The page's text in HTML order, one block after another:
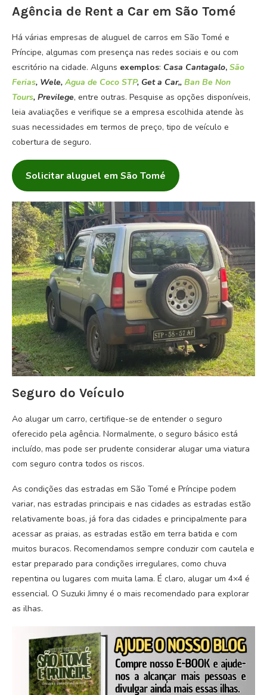
Agência de Rent a Car em São Tomé
Há várias empresas de aluguel de carros em São Tomé e
Príncipe, algumas com presença nas redes sociais e ou com
escritório na cidade. Alguns exemplos: Casa Cantagalo, São
Ferias, Wele, Agua de Coco STP, Get a Car,, Ban Be Non
Tours, Previlege, entre outras. Pesquise as opções disponíveis,
leia avaliações e verifique se a empresa escolhida atende às
suas necessidades em termos de preço, tipo de veículo e
cobertura de seguro.
Solicitar aluguel em São Tomé
Seguro do Veículo
Ao alugar um carro, certifique-se de entender o seguro
oferecido pela agência. Normalmente, o seguro básico está
incluído, mas pode ser prudente considerar alugar uma viatura
com seguro contra todos os riscos.
As condições das estradas em São Tomé e Príncipe podem
variar, nas estradas principais e nas cidades as estradas estão
relativamente boas, já fora das cidades e principalmente para
acessar as praias, as estradas estão em terra batida e com
muitos buracos. Recomendamos sempre conduzir com cautela e
estar preparado para condições irregulares, como chuva
repentina ou lugares com muita lama. É claro, alugar um 4×4 é
essencial. O Suzuki Jimny é o mais recomendado para explorar
as ilhas.